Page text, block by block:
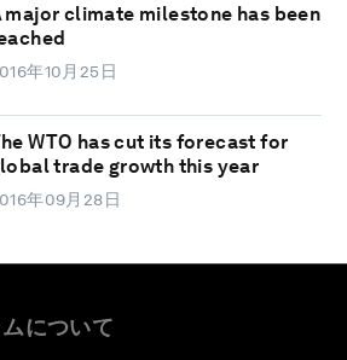
major climate milestone has been
年10月25日
WTO has cut its forecast for
trade growth this year
年09月28日
について